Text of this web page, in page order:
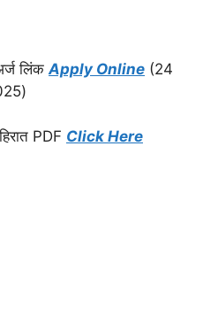
लिंकApply Online (24
PDF Click Here